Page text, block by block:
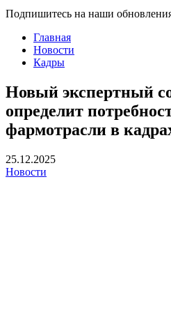
Подпишитесь на наши
Главная
Новости
Кадры
Новый экспертный
определит
фармотрасли в
25.12.2025
Новости